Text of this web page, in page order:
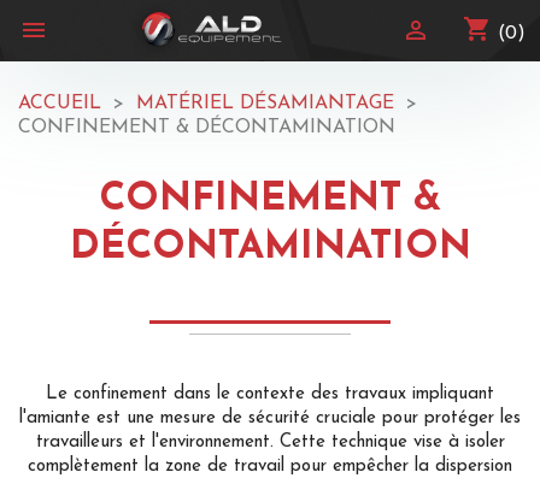
 shopping_cart (0)

ACCUEIL
MATÉRIEL DÉSAMIANTAGE
CONFINEMENT & DÉCONTAMINATION
CONFINEMENT &
DÉCONTAMINATION
Le confinement dans le contexte des travaux impliquant
l'amiante est une mesure de sécurité cruciale pour protéger les
travailleurs et l'environnement. Cette technique vise à isoler
complètement la zone de travail pour empêcher la dispersion